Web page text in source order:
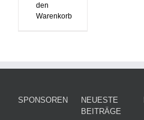
den
Warenkorb
SPONSOREN
NEUESTE
BEITRÄGE